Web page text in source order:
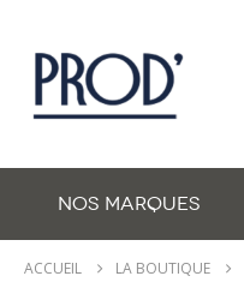
NOS MARQUES
ACCUEIL LA BOUTIQUE